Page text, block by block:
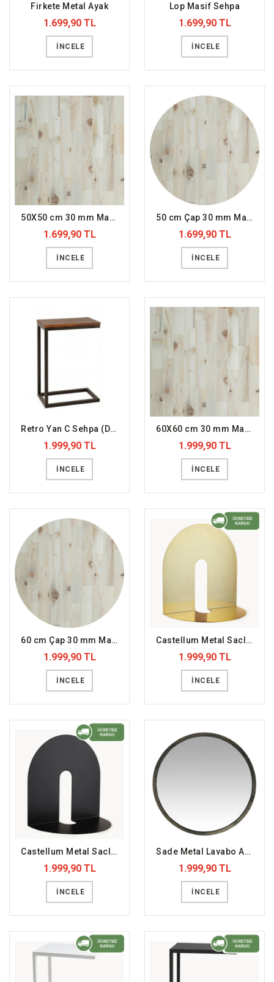
Firkete Metal Ayak
1.699,90 TL
İNCELE
Lop Masif Sehpa
1.699,90 TL
İNCELE
50X50 cm 30 mm Masif Panel Ladin (DFFMT22)
1.699,90 TL
İNCELE
50 cm Çap 30 mm Masif Panel Ladin (DFFMT16)
1.699,90 TL
İNCELE
Retro Yan C Sehpa (DFFYS2)
1.999,90 TL
İNCELE
60X60 cm 30 mm Masif Panel Ladin (DFFMT23)
1.999,90 TL
İNCELE
60 cm Çap 30 mm Masif Panel Ladin (DFFMT17)
1.999,90 TL
İNCELE
Castellum Metal Saclı Duvar Rafı Gold (DFFDR17)
1.999,90 TL
İNCELE
Castellum Metal Saclı Duvar Rafı Siyah (DFFDR16)
1.999,90 TL
İNCELE
Sade Metal Lavabo Aynası (DFFDAYN10)
1.999,90 TL
İNCELE